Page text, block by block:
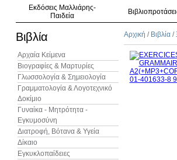
Εκδόσεις Μαλλιάρης-
Παιδεία
Βιβλία
Αρχαία Κείμενα
Βιογραφίες & Μαρτυρίες
Γλωσσολογία & Σημειολογία
Γραμματολογία & Λογοτεχνικό
Δοκίμιο
Γυναίκα - Μητρότητα -
Εγκυμοσύνη
Διατροφή, Βότανα & Υγεία
Δίκαιο
Εγκυκλοπαίδειες
Αρχική / Βιβλία /